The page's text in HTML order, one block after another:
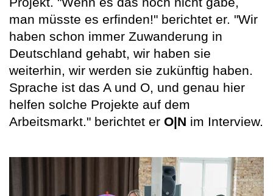
man müsste es erfinden!" berichtet er. "Wir
haben schon immer Zuwanderung in
Deutschland gehabt, wir haben sie
weiterhin, wir werden sie zukünftig haben.
Sprache ist das A und O, und genau hier
helfen solche Projekte auf dem
Arbeitsmarkt." berichtet er O|N im Interview.